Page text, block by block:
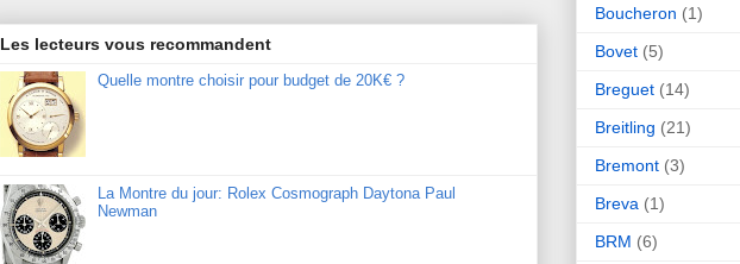
Les lecteurs vous recommandent
Quelle montre choisir pour budget de 20K€ ?
La Montre du jour: Rolex Cosmograph Daytona Paul
Newman
Boucheron (1)
Bovet (5)
Breguet (14)
Breitling (21)
Bremont (3)
Breva (1)
BRM (6)